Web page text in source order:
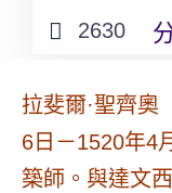
Search 2630
拉斐爾·聖齊奧
6日－1520年4
築師。與達文